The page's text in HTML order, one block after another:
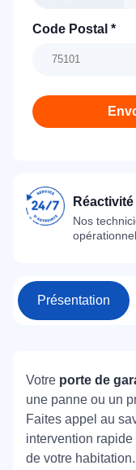
Code Postal *
Réactivité
Nos
Présentation
Votre porte de
une panne ou un
Faites appel au
intervention rapide
de votre